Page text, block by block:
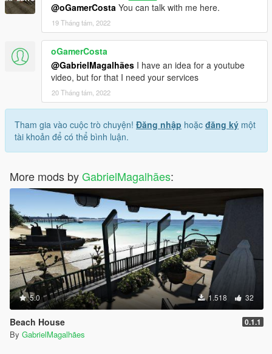
@oGamerCosta You can talk with me here.
19 Tháng tám, 2022
oGamerCosta
@GabrielMagalhães I have an idea for a youtube
video, but for that I need your services
20 Tháng tám, 2022
Tham gia vào cuộc trò chuyện! Đăng nhập hoặc đăng ký một
tài khoản để có thể bình luận.
More mods byGabrielMagalhães:
5.0 1.518 32
Beach House 0.1.1
By GabrielMagalhães